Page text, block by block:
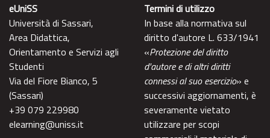
eUniSS
Università di Sassari,
Area Didattica,
Orientamento e Servizi agli
Studenti
Via del Fiore Bianco, 5
(Sassari)
+39 079 229980
elearning@uniss.it
Termini di utilizzo
In base alla normativa sul
diritto d'autore L. 633/1941
«Protezione del diritto
d'autore e di altri diritti
connessi al suo esercizio» e
successivi aggiornamenti, è
severamente vietato
utilizzare per scopi